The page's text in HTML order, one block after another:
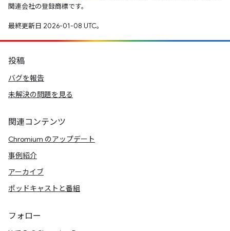
関連会社の登録商標です。
最終更新日 2026-01-08 UTC。
投稿
バグを報告
未解決の問題を見る
関連コンテンツ
Chromium のアップデート
事例紹介
アーカイブ
ポッドキャストと番組
フォロー